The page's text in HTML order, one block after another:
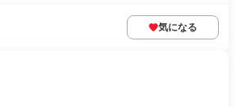
気になる